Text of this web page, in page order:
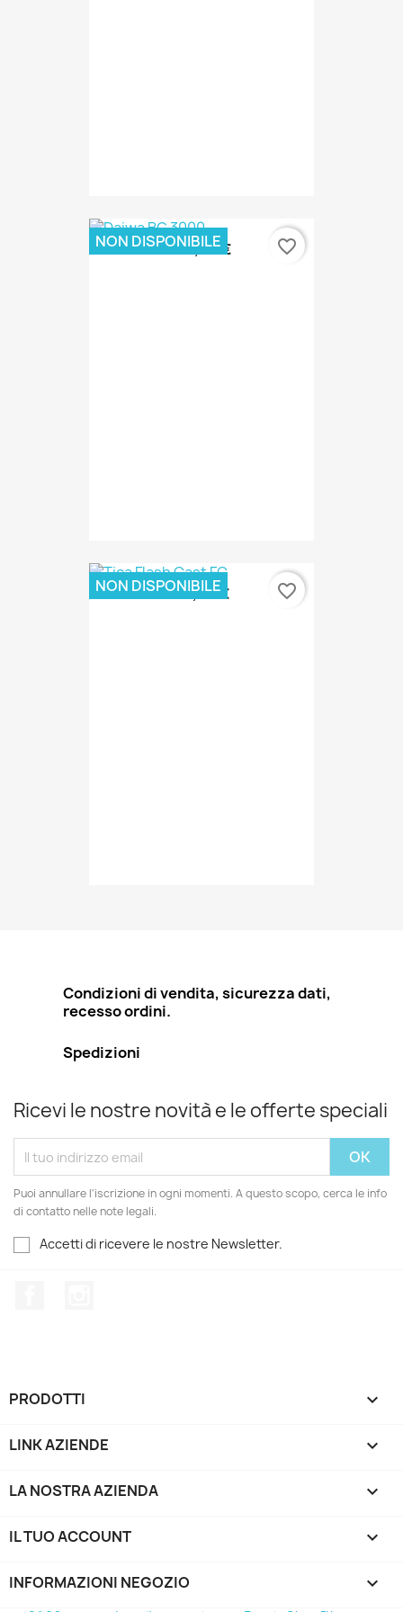
110,00 €
NON DISPONIBILE favorite_border
60,00 €
NON DISPONIBILE favorite_border
Condizioni di vendita, sicurezza dati,
recesso ordini.
Spedizioni
Ricevi le nostre novità e le offerte speciali
Puoi annullare l'iscrizione in ogni momenti. A questo scopo, cerca le info
di contatto nelle note legali.
Accetti di ricevere le nostre Newsletter.
PRODOTTI 
LINK AZIENDE 
LA NOSTRA AZIENDA 
IL TUO ACCOUNT 
INFORMAZIONI NEGOZIO keyboard_arrow_down